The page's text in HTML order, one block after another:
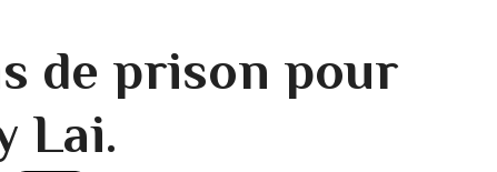
de prison pour
Lai.